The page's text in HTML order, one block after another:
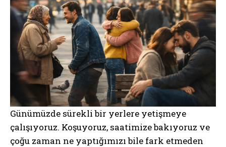
Günümüzde sürekli bir yerlere yetişmeye
çalışıyoruz. Koşuyoruz, saatimize bakıyoruz ve
çoğu zaman ne yaptığımızı bile fark etmeden